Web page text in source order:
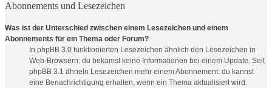
Abonnements und Lesezeichen
Was ist der Unterschied zwischen einem Lesezeichen und einem
Abonnements für ein Thema oder Forum?
In phpBB 3.0 funktionierten Lesezeichen ähnlich den Lesezeichen in
Web-Browsern: du bekamst keine Informationen bei einem Update. Seit
phpBB 3.1 ähneln Lesezeichen mehr einem Abonnement: du kannst
eine Benachrichtigung erhalten, wenn ein Thema aktualisiert wird.